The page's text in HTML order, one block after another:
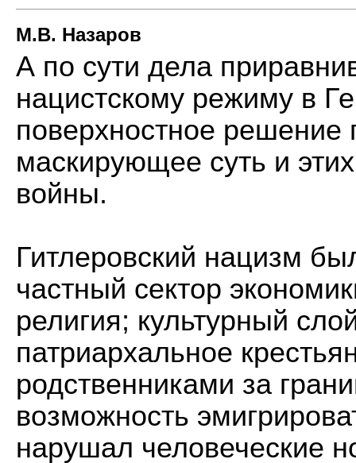
М.В. Назаров
А по сути дела
нацистскому режиму в
поверхностное решение
маскирующее суть и
войны.
Гитлеровский нацизм
частный сектор
религия; культурный
патриархальное
родственниками за
возможность
нарушал человеческие